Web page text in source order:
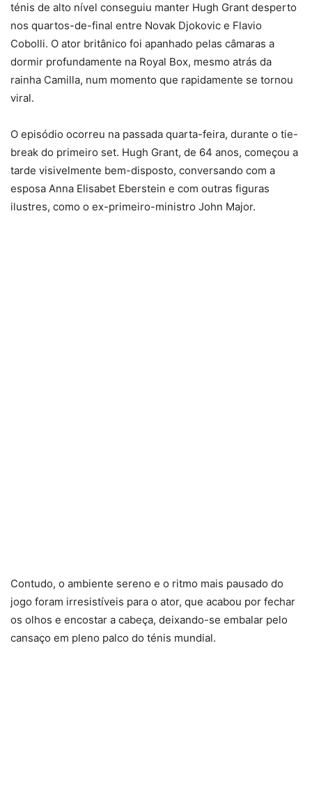
ténis de alto nível conseguiu manter Hugh Grant desperto
nos quartos-de-final entre Novak Djokovic e Flavio
Cobolli. O ator britânico foi apanhado pelas câmaras a
dormir profundamente na Royal Box, mesmo atrás da
rainha Camilla, num momento que rapidamente se tornou
viral.
O episódio ocorreu na passada quarta-feira, durante o tie-
break do primeiro set. Hugh Grant, de 64 anos, começou a
tarde visivelmente bem-disposto, conversando com a
esposa Anna Elisabet Eberstein e com outras figuras
ilustres, como o ex-primeiro-ministro John Major.
Contudo, o ambiente sereno e o ritmo mais pausado do
jogo foram irresistíveis para o ator, que acabou por fechar
os olhos e encostar a cabeça, deixando-se embalar pelo
cansaço em pleno palco do ténis mundial.